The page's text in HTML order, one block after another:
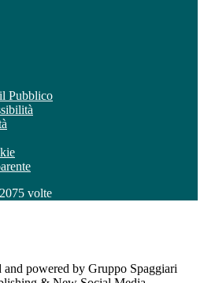
Pubblico
volte
powered by Gruppo Spaggiari